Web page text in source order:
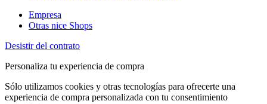
Empresa
Otras nice Shops
Desistir del contrato
Personaliza tu experiencia de compra
Sólo utilizamos cookies y otras tecnologías para ofrecerte una
experiencia de compra personalizada con tu consentimiento